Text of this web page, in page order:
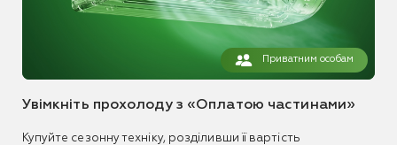
Приватним особам
Увімкніть прохолоду з «Оплатою частинами»
Купуйте сезонну техніку, розділивши її вартість